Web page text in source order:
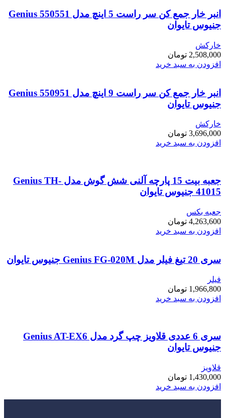
انبر خار جمع کن سر راست 5 اینچ مدل Genius 550551
جنیوس تایوان
خارکش
2,508,000 تومان
افزودن به سبد خرید
انبر خار جمع کن سر راست 9 اینچ مدل Genius 550951
جنیوس تایوان
خارکش
3,696,000 تومان
افزودن به سبد خرید
جعبه بیت 15 پارچه آلنی شش گوش مدل Genius TH-
41015 جنیوس تایوان
جعبه بکس
4,263,600 تومان
افزودن به سبد خرید
سری 20 تیغ فیلر مدل Genius FG-020M جنیوس تایوان
فیلر
1,966,800 تومان
افزودن به سبد خرید
سری 6 عددی قلاویز چپ گرد مدل Genius AT-EX6
جنیوس تایوان
قلاویز
1,430,000 تومان
افزودن به سبد خرید